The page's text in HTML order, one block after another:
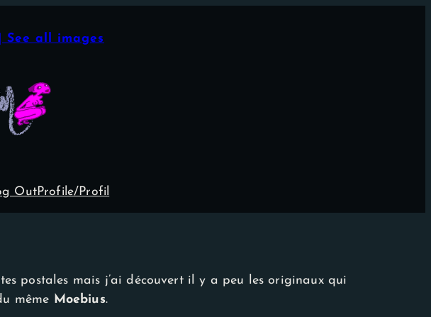
See all images
OutProfile/Profil
postales mais j’ai découvert il y a peu les originaux qui
même Moebius.